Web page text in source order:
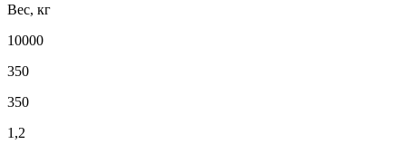
Вес, кг
10000
350
350
1,2